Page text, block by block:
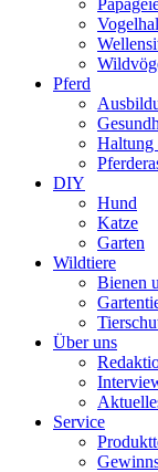
Pferd
Haltung
DIY
Hund
Katze
Garten
Wildtiere
Bienen
Über uns
Service